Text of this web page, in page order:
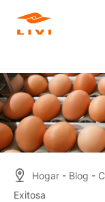
Hogar - Blog -
Exitosa